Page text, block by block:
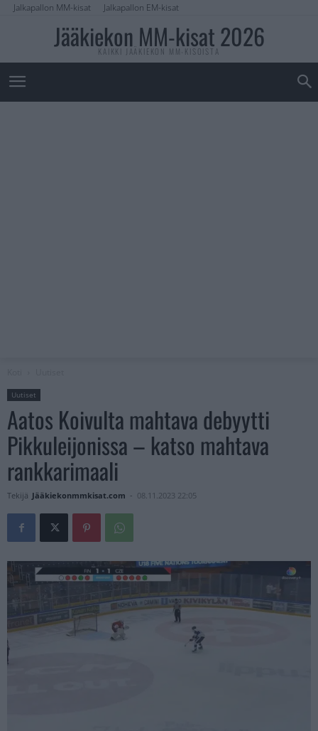
Jalkapallon MM-kisat Jalkapallon EM-kisat
Jääkiekon MM-kisat 2026
KAIKKI JÄÄKIEKON MM-KISOISTA
Uutiset
Aatos Koivulta mahtava debyytti
Pikkuleijonissa – katso mahtava
rankkarimaali
Tekijä Jääkiekonmmkisat.com - 08.11.2023 22:05